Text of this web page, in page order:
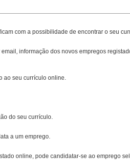
com a possibilidade de encontrar o seu
informação dos novos empregos
ao seu currículo online.
do seu currículo.
a um emprego.
online, pode candidatar-se ao emprego